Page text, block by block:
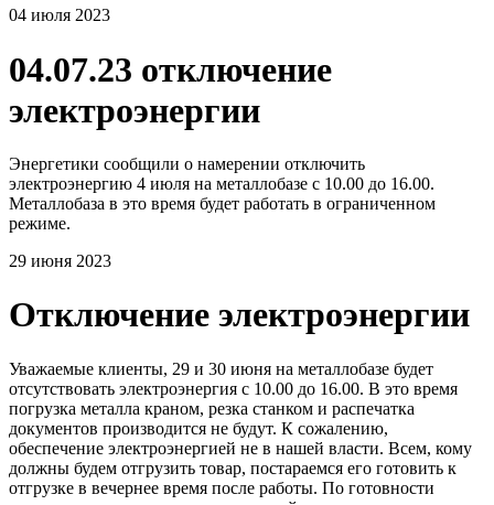
04 июля 2023
04.07.23 отключение
электроэнергии
Энергетики сообщили о намерении отключить
электроэнергию 4 июля на металлобазе с 10.00 до 16.00.
Металлобаза в это время будет работать в ограниченном
режиме.
29 июня 2023
Отключение электроэнергии
Уважаемые клиенты, 29 и 30 июня на металлобазе будет
отсутствовать электроэнергия с 10.00 до 16.00. В это время
погрузка металла краном, резка станком и распечатка
документов производится не будут. К сожалению,
обеспечение электроэнергией не в нашей власти. Всем, кому
должны будем отгрузить товар, постараемся его готовить к
отгрузке в вечернее время после работы. По готовности